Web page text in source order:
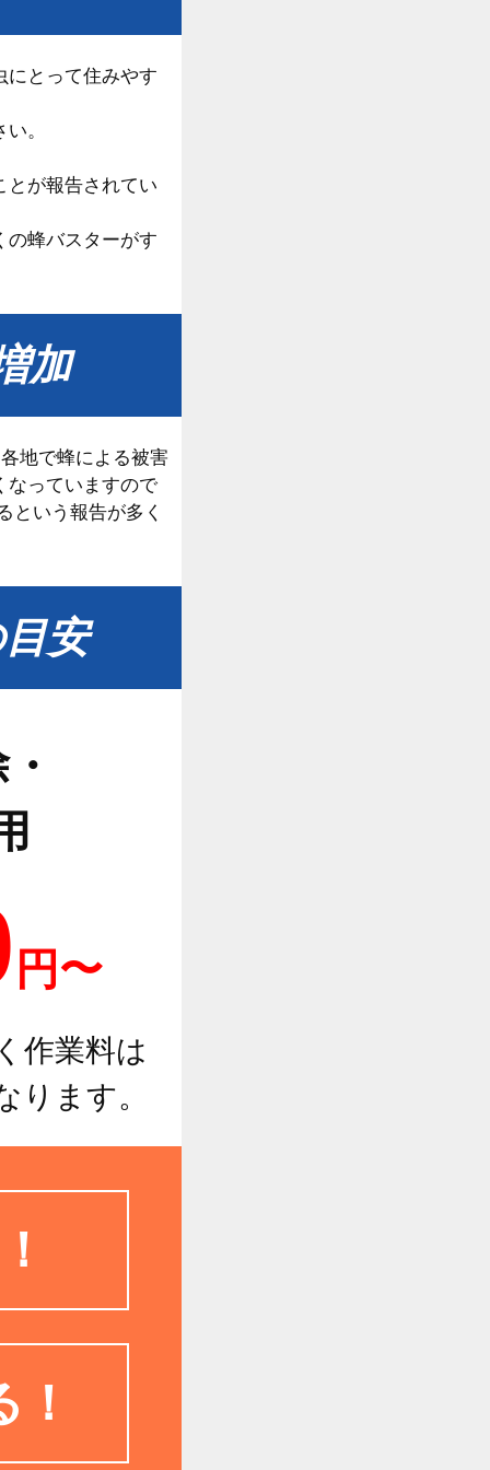
にとって住みやす
。
とが報告されてい
の蜂バスターがす
加
地で蜂による被害
なっていますので
という報告が多く
安
円〜
作業料は
ります。